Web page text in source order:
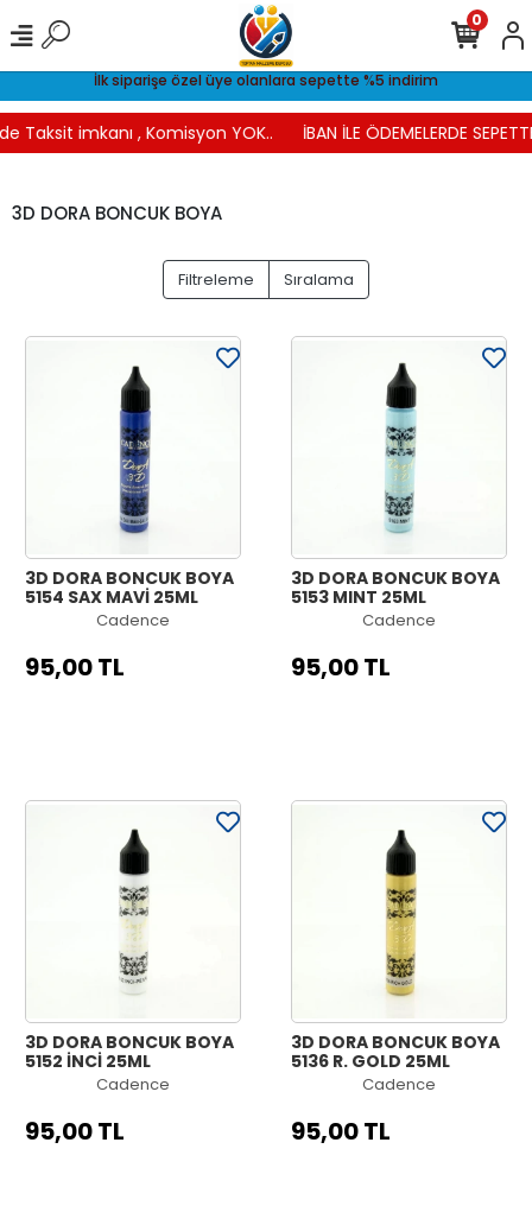
İlk siparişe özel üye olanlara sepette %5 indirim
Taksit imkanı , Komisyon YOK.. İBAN İLE ÖDEMELERDE
0
3D DORA BONCUK BOYA
Filtreleme Sıralama
3D DORA BONCUK BOYA
5154 SAX MAVİ 25ML
Cadence
95,00 TL
3D DORA BONCUK BOYA
5153 MINT 25ML
Cadence
95,00 TL
3D DORA BONCUK BOYA
5152 İNCİ 25ML
Cadence
95,00 TL
3D DORA BONCUK BOYA
5136 R. GOLD 25ML
Cadence
95,00 TL